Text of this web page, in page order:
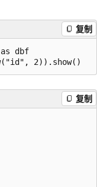
复制
dbf
复制